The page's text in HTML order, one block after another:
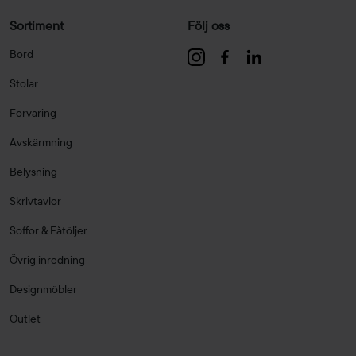
Sortiment
Bord
Stolar
Förvaring
Avskärmning
Belysning
Skrivtavlor
Soffor & Fåtöljer
Övrig inredning
Designmöbler
Outlet
Följ oss